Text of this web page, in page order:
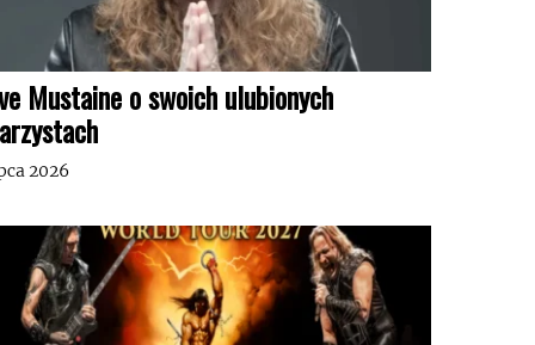
Mustaine o swoich ulubionych
2026